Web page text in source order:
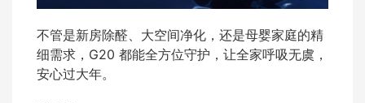
不管是新房除醛、大空间净化，还是母婴家庭的精
细需求，G20 都能全方位守护，让全家呼吸无虞，
安心过大年。